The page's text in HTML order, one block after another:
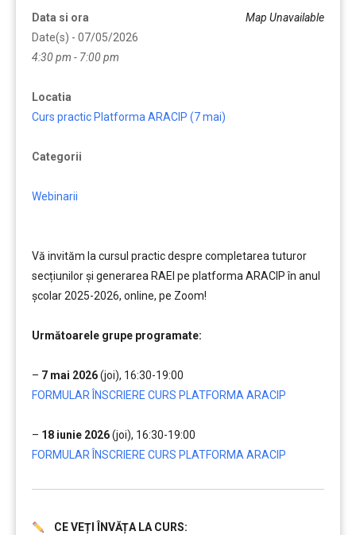
Map Unavailable
Data si ora
Date(s) - 07/05/2026
4:30 pm - 7:00 pm
Locatia
Curs practic Platforma ARACIP (7 mai)
Categorii
Webinarii
Vă invităm la cursul practic despre completarea tuturor
secțiunilor și generarea RAEI pe platforma ARACIP în anul
școlar 2025-2026, online, pe Zoom!
Următoarele grupe programate:
– 7 mai 2026(joi), 16:30-19:00
FORMULAR ÎNSCRIERE CURS PLATFORMA ARACIP
– 18 iunie 2026(joi), 16:30-19:00
FORMULAR ÎNSCRIERE CURS PLATFORMA ARACIP
CE VEȚI ÎNVĂȚA LA CURS: